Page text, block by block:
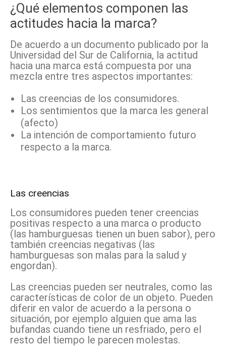
¿Qué elementos componen las
actitudes hacia la marca?
De acuerdo a un documento publicado por la
Universidad del Sur de California, la actitud
hacia una marca está compuesta por una
mezcla entre tres aspectos importantes:
Las creencias de los consumidores.
Los sentimientos que la marca les general
(afecto)
La intención de comportamiento futuro
respecto a la marca.
Las creencias
Los consumidores pueden tener creencias
positivas respecto a una marca o producto
(las hamburguesas tienen un buen sabor), pero
también creencias negativas (las
hamburguesas son malas para la salud y
engordan).
Las creencias pueden ser neutrales, como las
características de color de un objeto. Pueden
diferir en valor de acuerdo a la persona o
situación, por ejemplo alguien que ama las
bufandas cuando tiene un resfriado, pero el
resto del tiempo le parecen molestas.